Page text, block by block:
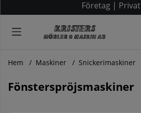
Företag| Privat
Hem Maskiner Snickerimaskiner
Fönsterspröjsmaskiner